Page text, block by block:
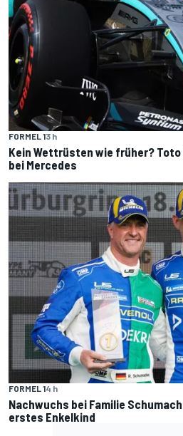
FORMEL 13 h
Kein Wettrüsten wie früher?
bei Mercedes
FORMEL 14 h
Nachwuchs bei Familie
erstes Enkelkind